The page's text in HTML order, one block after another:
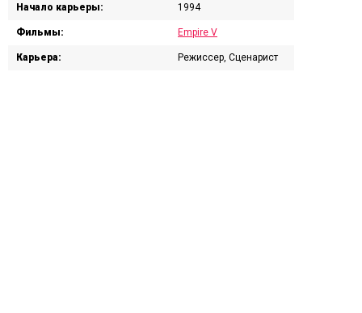
Начало карьеры: 1994
Фильмы: Empire V
Карьера: Режиссер, Сценарист